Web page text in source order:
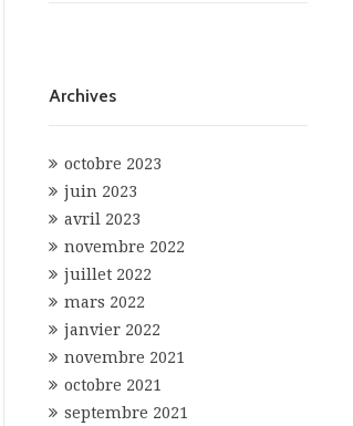
Archives
octobre 2023
juin 2023
avril 2023
novembre 2022
juillet 2022
mars 2022
janvier 2022
novembre 2021
octobre 2021
septembre 2021